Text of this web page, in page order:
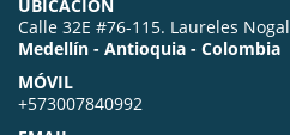
UBICACIÓN
Calle 32E #76-115. Laureles Nogal
Medellín - Antioquia - Colombia
MÓVIL
+573007840992